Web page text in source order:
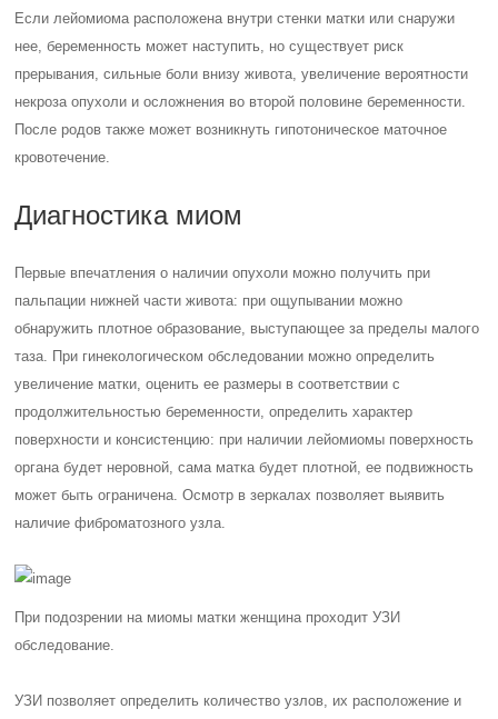
Если лейомиома расположена внутри стенки матки или снаружи
нее, беременность может наступить, но существует риск
прерывания, сильные боли внизу живота, увеличение вероятности
некроза опухоли и осложнения во второй половине беременности.
После родов также может возникнуть гипотоническое маточное
кровотечение.
Диагностика миом
Первые впечатления о наличии опухоли можно получить при
пальпации нижней части живота: при ощупывании можно
обнаружить плотное образование, выступающее за пределы малого
таза. При гинекологическом обследовании можно определить
увеличение матки, оценить ее размеры в соответствии с
продолжительностью беременности, определить характер
поверхности и консистенцию: при наличии лейомиомы поверхность
органа будет неровной, сама матка будет плотной, ее подвижность
может быть ограничена. Осмотр в зеркалах позволяет выявить
наличие фиброматозного узла.
При подозрении на миомы матки женщина проходит УЗИ
обследование.
УЗИ позволяет определить количество узлов, их расположение и